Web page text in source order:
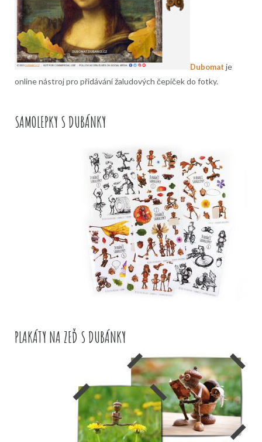
Dubomat je
online nástroj pro přidávání žaludových čepiček do fotky.
SAMOLEPKY S DUBÁNKY
PLAKÁTY NA ZEĎ S DUBÁNKY